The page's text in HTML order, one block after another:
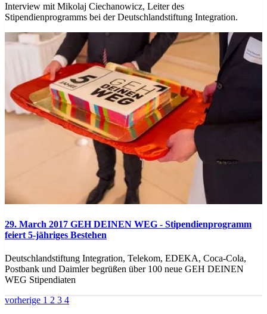
Interview mit Mikolaj Ciechanowicz, Leiter des
Stipendienprogramms bei der Deutschlandstiftung Integration.
29. March 2017 GEH DEINEN WEG - Stipendienprogramm
feiert 5-jähriges Bestehen
Deutschlandstiftung Integration, Telekom, EDEKA, Coca-Cola,
Postbank und Daimler begrüßen über 100 neue GEH DEINEN
WEG Stipendiaten
vorherige 1 2 3 4